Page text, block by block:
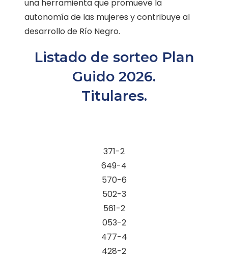
una herramienta que promueve la
autonomía de las mujeres y contribuye al
desarrollo de Río Negro.
Listado de sorteo Plan
Guido 2026.
Titulares.
371-2
649-4
570-6
502-3
561-2
053-2
477-4
428-2